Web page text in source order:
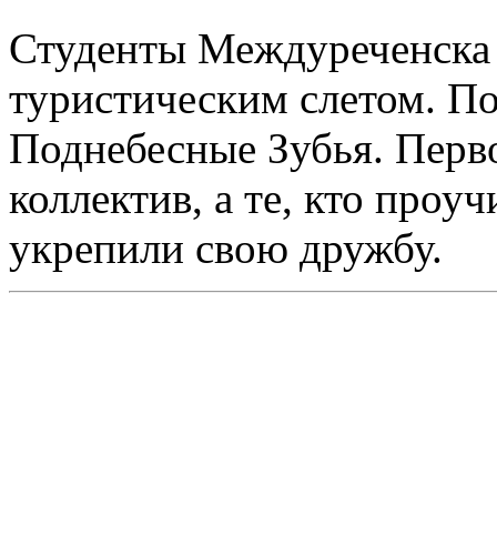
Студенты
туристическим слетом.
Поднебесные Зубья.
коллектив, а те, кто
укрепили свою дружбу.